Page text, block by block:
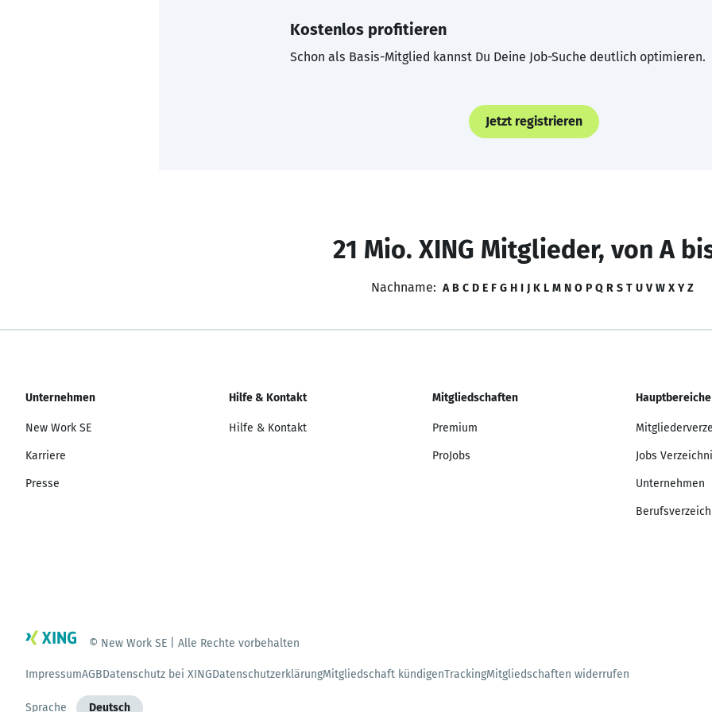
Kostenlos profitieren
Schon als Basis-Mitglied kannst Du Deine Job-Suche deutlich optimieren.
Jetzt registrieren
21 Mio. XING Mitglieder, von A
Nachname: A B C D E F G H I J K L M N O P Q R S T U V W X Y Z
Unternehmen
New Work SE
Karriere
Presse
Hilfe & Kontakt
Hilfe & Kontakt
Mitgliedschaften
Premium
ProJobs
Hauptbereiche
Jobs
Unternehmen
© New Work SE | Alle Rechte vorbehalten
ImpressumAGBDatenschutz bei XINGDatenschutzerklärungMitgliedschaft kündigenTrackingMitgliedschaften widerrufen
Sprache Deutsch